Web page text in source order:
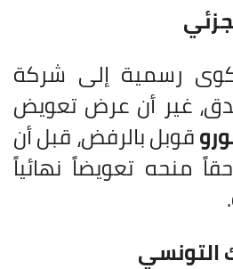
رسمية إلى شركة
غير أن عرض تعويض
قوبل بالرفض، قبل أن
منحه تعويضاً نهائياً
.
التونسي